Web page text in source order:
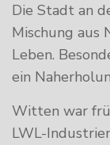
Die Stadt an
Mischung aus
Leben.
ein
Witten war
LWL-